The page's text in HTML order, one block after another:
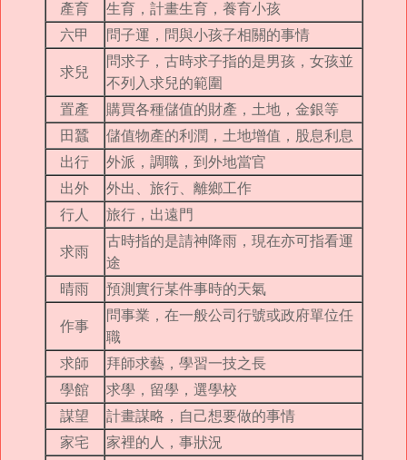
產育
生育，計畫生育，養育小孩
六甲
問子運，問與小孩子相關的事情
求兒
問求子，古時求子指的是男孩，女孩並
不列入求兒的範圍
置產
購買各種儲值的財產，土地，金銀等
田蠶
儲值物產的利潤，土地增值，股息利息
出行
外派，調職，到外地當官
出外
外出、旅行、離鄉工作
行人
旅行，出遠門
求雨
古時指的是請神降雨，現在亦可指看運
途
晴雨
預測實行某件事時的天氣
作事
問事業，在一般公司行號或政府單位任
職
求師
拜師求藝，學習一技之長
學館
求學，留學，選學校
謀望
計畫謀略，自己想要做的事情
家宅
家裡的人，事狀況